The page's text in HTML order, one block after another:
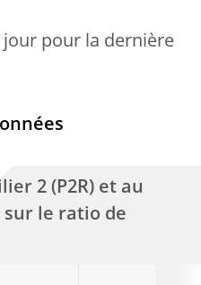
jour pour la dernière
2 (P2R) et au
le ratio de